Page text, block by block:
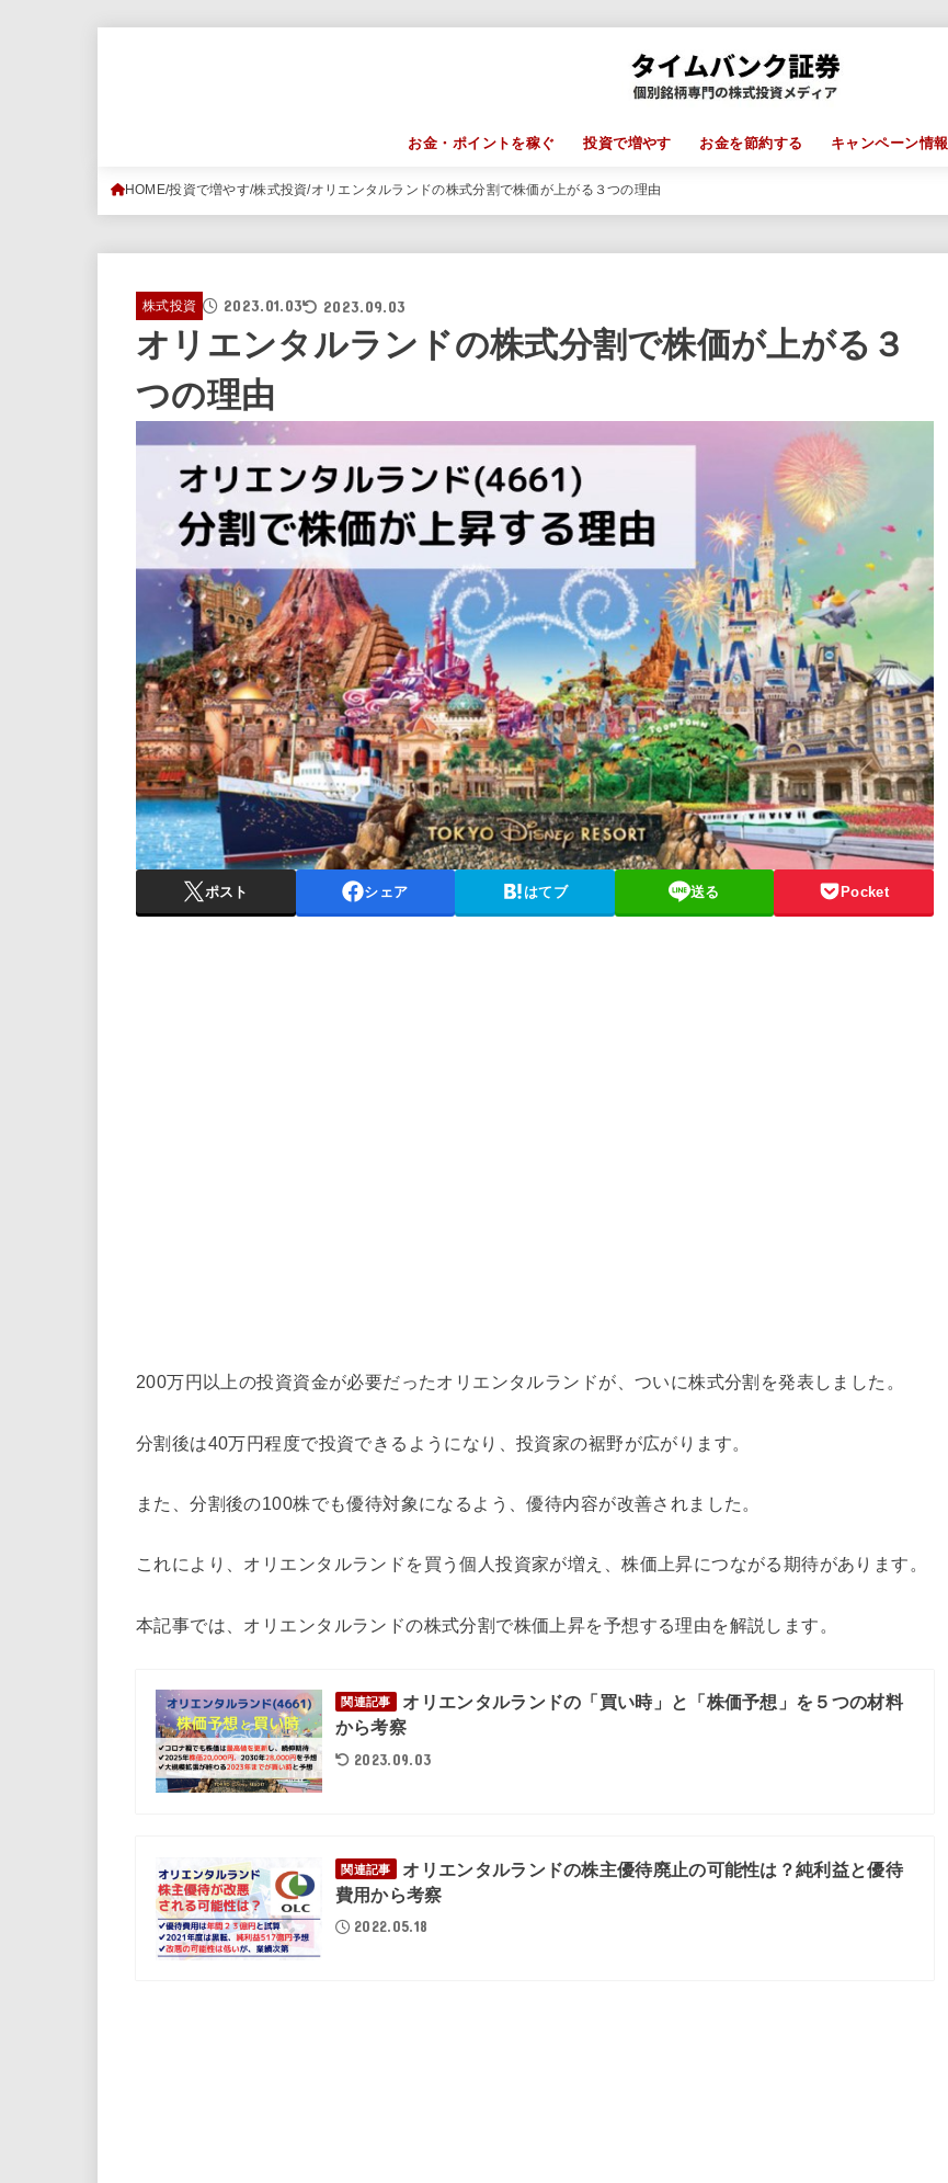
お金・ポイントを稼ぐ 投資で増やす お金を節約する キャンペーン情報
HOME 投資で増やす 株式投資 オリエンタルランドの株式分割で株価が上がる３つの理由
株式投資 2023.01.03 2023.09.03
オリエンタルランドの株式分割で株価が上がる３
つの理由
ポスト シェア はてブ 送る Pocket
200万円以上の投資資金が必要だったオリエンタルランドが、ついに株式分割を発表しました。
分割後は40万円程度で投資できるようになり、投資家の裾野が広がります。
また、分割後の100株でも優待対象になるよう、優待内容が改善されました。
これにより、オリエンタルランドを買う個人投資家が増え、株価上昇につながる期待があります。
本記事では、オリエンタルランドの株式分割で株価上昇を予想する理由を解説します。
関連記事
オリエンタルランドの「買い時」と「株価予想」を５つの材料
から考察
2023.09.03
関連記事
オリエンタルランドの株主優待廃止の可能性は？純利益と優待
費用から考察
2022.05.18